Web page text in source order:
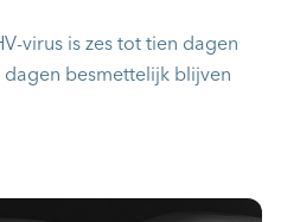
virus is zes tot tien dagen
besmettelijk blijven